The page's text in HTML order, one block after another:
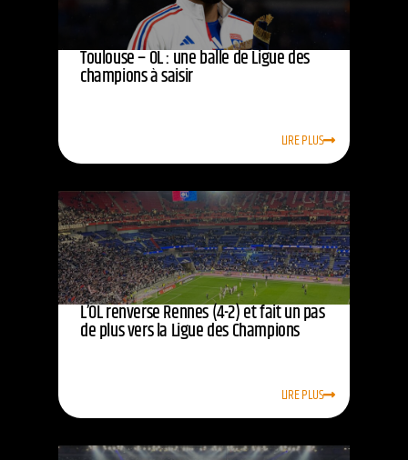
Toulouse – OL : une balle de Ligue des
champions à saisir
LIRE PLUS
L’OL renverse Rennes (4-2) et fait un pas
de plus vers la Ligue des Champions
LIRE PLUS